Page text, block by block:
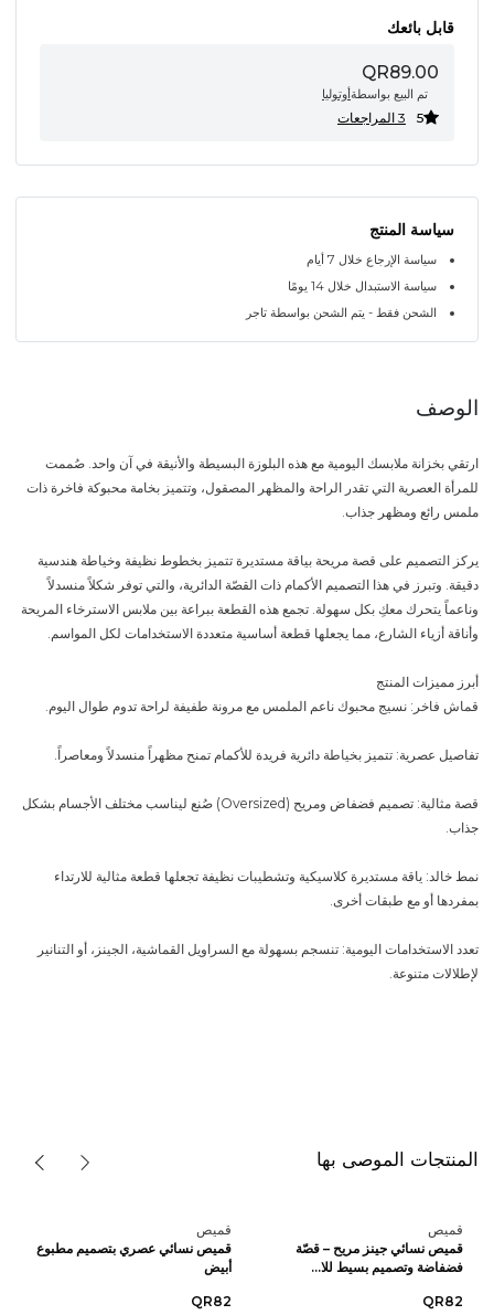
قابل بائعك
QR89.00
تم البيع بواسطةأوتوليا
5 3 المراجعات
سياسة المنتج
سياسة الإرجاع خلال 7 أيام
سياسة الاستبدال خلال 14 يومًا
الشحن فقط - يتم الشحن بواسطة تاجر
الوصف
ارتقي بخزانة ملابسك اليومية مع هذه البلوزة البسيطة والأنيقة في آن واحد. صُممت
للمرأة العصرية التي تقدر الراحة والمظهر المصقول، وتتميز بخامة محبوكة فاخرة ذات
ملمس رائع ومظهر جذاب.
يركز التصميم على قصة مريحة بياقة مستديرة تتميز بخطوط نظيفة وخياطة هندسية
دقيقة. وتبرز في هذا التصميم الأكمام ذات القصّة الدائرية، والتي توفر شكلاً منسدلاً
وناعماً يتحرك معكِ بكل سهولة. تجمع هذه القطعة ببراعة بين ملابس الاسترخاء المريحة
وأناقة أزياء الشارع، مما يجعلها قطعة أساسية متعددة الاستخدامات لكل المواسم.
أبرز مميزات المنتج
قماش فاخر: نسيج محبوك ناعم الملمس مع مرونة طفيفة لراحة تدوم طوال اليوم.
تفاصيل عصرية: تتميز بخياطة دائرية فريدة للأكمام تمنح مظهراً منسدلاً ومعاصراً.
قصة مثالية: تصميم فضفاض ومريح (Oversized) صُنع ليناسب مختلف الأجسام بشكل
جذاب.
نمط خالد: ياقة مستديرة كلاسيكية وتشطيبات نظيفة تجعلها قطعة مثالية للارتداء
بمفردها أو مع طبقات أخرى.
تعدد الاستخدامات اليومية: تنسجم بسهولة مع السراويل القماشية، الجينز، أو التنانير
لإطلالات متنوعة.
المنتجات الموصى بها
قميص
قميص نسائي جينز مريح – قصّة
فضفاضة وتصميم بسيط للا...
QR82
قميص
قميص نسائي عصري بتصميم مطبوع
أبيض
QR82